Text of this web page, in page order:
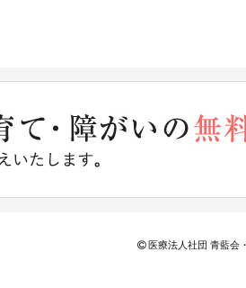
医療法人社団 青藍会